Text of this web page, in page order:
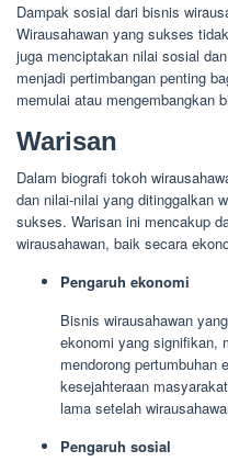
Dampak sosial dari bisnis
Wirausahawan yang sukses
juga menciptakan nilai sosial
menjadi pertimbangan penting
memulai atau mengembangkan
Warisan
Dalam biografi tokoh
dan nilai-nilai yang ditinggalkan
sukses. Warisan ini mencakup
wirausahawan, baik secara
Pengaruh ekonomi
Bisnis wirausahawan
ekonomi yang signifikan,
mendorong pertumbuhan
kesejahteraan
lama setelah
Pengaruh sosial